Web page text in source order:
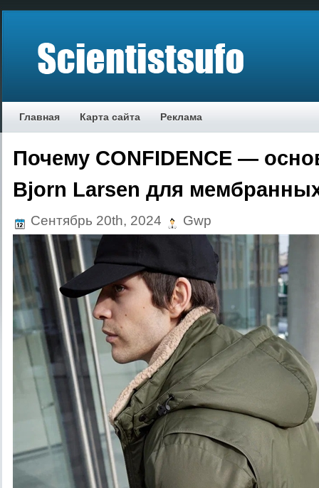
Главная Карта сайта Реклама
Почему CONFIDENCE —
Bjorn Larsen для
Сентябрь 20th, 2024 Gwp